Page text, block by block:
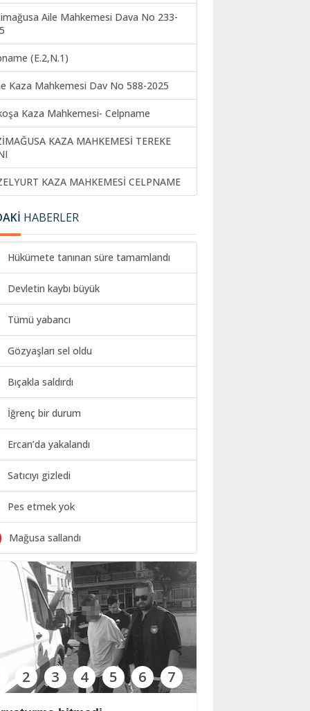
Aile Mahkemesi Dava No 233-
(E.2,N.1)
Kaza Mahkemesi Dav No 588-2025
Kaza Mahkemesi- Celpname
KAZA MAHKEMESİ TEREKE
KAZA MAHKEMESİ CELPNAME
HABERLER
Hükümete tanınan süre tamamlandı
Devletin kaybı büyük
Tümü yabancı
Gözyaşları sel oldu
Bıçakla saldırdı
İğrenç bir durum
Ercan’da yakalandı
Satıcıyı gizledi
Pes etmek yok
Mağusa sallandı
2 3 4 5 6 7